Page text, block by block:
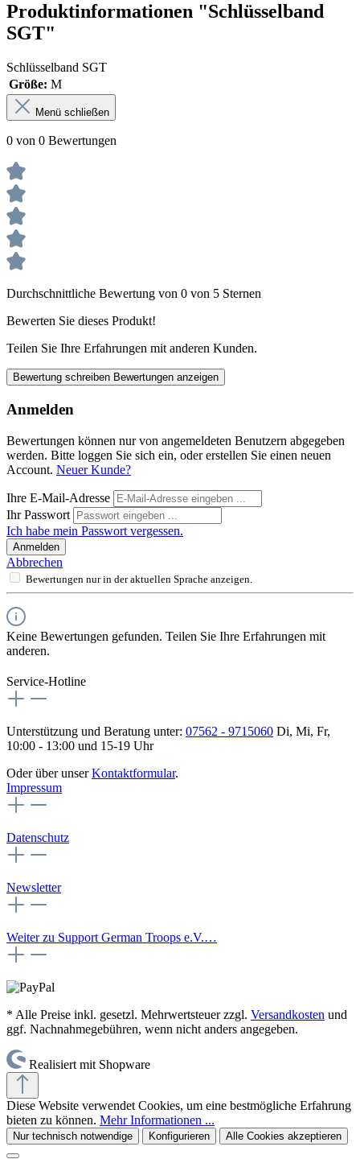
Produktinformationen "Schlüsselband
SGT"
Schlüsselband SGT
Größe: M
Menü schließen
0 von 0 Bewertungen
Durchschnittliche Bewertung von 0 von 5 Sternen
Bewerten Sie dieses Produkt!
Teilen Sie Ihre Erfahrungen mit anderen Kunden.
Bewertung schreiben Bewertungen anzeigen
Anmelden
Bewertungen können nur von angemeldeten Benutzern abgegeben
werden. Bitte loggen Sie sich ein, oder erstellen Sie einen neuen
Account. Neuer Kunde?
Ihre E-Mail-Adresse
Ihr Passwort
Ich habe mein Passwort vergessen.
Anmelden
Abbrechen
Bewertungen nur in der aktuellen Sprache anzeigen.
Keine Bewertungen gefunden. Teilen Sie Ihre Erfahrungen mit
anderen.
Service-Hotline
Unterstützung und Beratung unter: 07562 - 9715060 Di, Mi, Fr,
10:00 - 13:00 und 15-19 Uhr
Oder über unserKontaktformular.
Impressum
Datenschutz
Newsletter
Weiter zu Support German Troops e.V.…
* Alle Preise inkl. gesetzl. Mehrwertsteuer zzgl. Versandkosten und
ggf. Nachnahmegebühren, wenn nicht anders angegeben.
Realisiert mit Shopware
Diese Website verwendet Cookies, um eine bestmögliche Erfahrung
bieten zu können. Mehr Informationen ...
Nur technisch notwendige Konfigurieren Alle Cookies akzeptieren